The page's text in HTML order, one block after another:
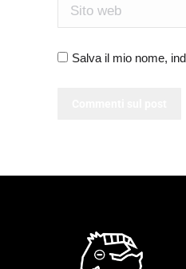
Sito web
Salva il mio nome,